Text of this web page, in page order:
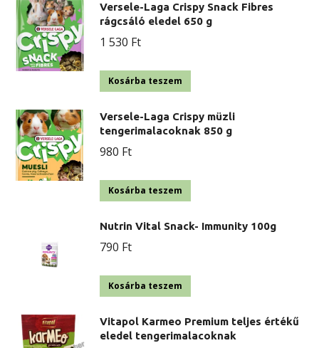
640 Ftterméknek
több
változatok
a
Versele-Laga Crispy Snack Fibres
rágcsáló eledel 650 g
1 530 Ft
Kosárba teszem
Versele-Laga Crispy müzli
tengerimalacoknak 850 g
980 Ft
Kosárba teszem
Nutrin Vital Snack- Immunity 100g
790 Ft
Kosárba teszem
Vitapol Karmeo Premium teljes értékű
eledel tengerimalacoknak